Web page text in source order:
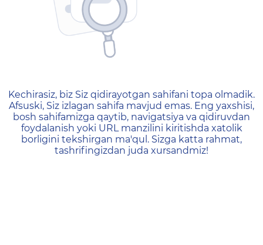
404 — Страница не
Kechirasiz, biz Siz qidirayotgan sahifani topa olmadik.
Afsuski, Siz izlagan sahifa mavjud emas. Eng yaxshisi,
bosh sahifamizga qaytib, navigatsiya va qidiruvdan
foydalanish yoki URL manzilini kiritishda xatolik
borligini tekshirgan ma'qul. Sizga katta rahmat,
tashrifingizdan juda xursandmiz!